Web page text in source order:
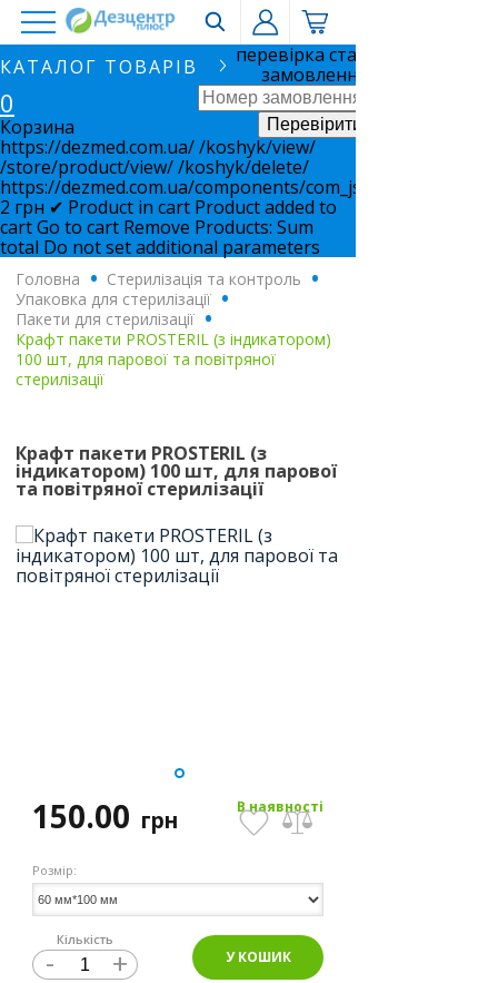
КАТАЛОГ ТОВАРІВ
перевірка статусу
замовлення
0
Корзина
https://dezmed.com.ua//koshyk/view/
/store/product/view//koshyk/delete/
https://dezmed.com.ua/components/com_jshopping/files/
2 грн ✔ Product in cart Product added to
cartGo to cart Remove Products: Sum
total Do not set additional parameters
Головна . Стерилізація та контроль
.
Упаковка для стерилізації .
Пакети для стерилізації .
Крафт пакети PROSTERIL (з індикатором)
100 шт, для парової та повітряної
стерилізації
Крафт пакети PROSTERIL (з
індикатором) 100 шт, для парової
та повітряної стерилізації
В наявності
150.00 грн
Розмір:
Кількість
- + У КОШИК